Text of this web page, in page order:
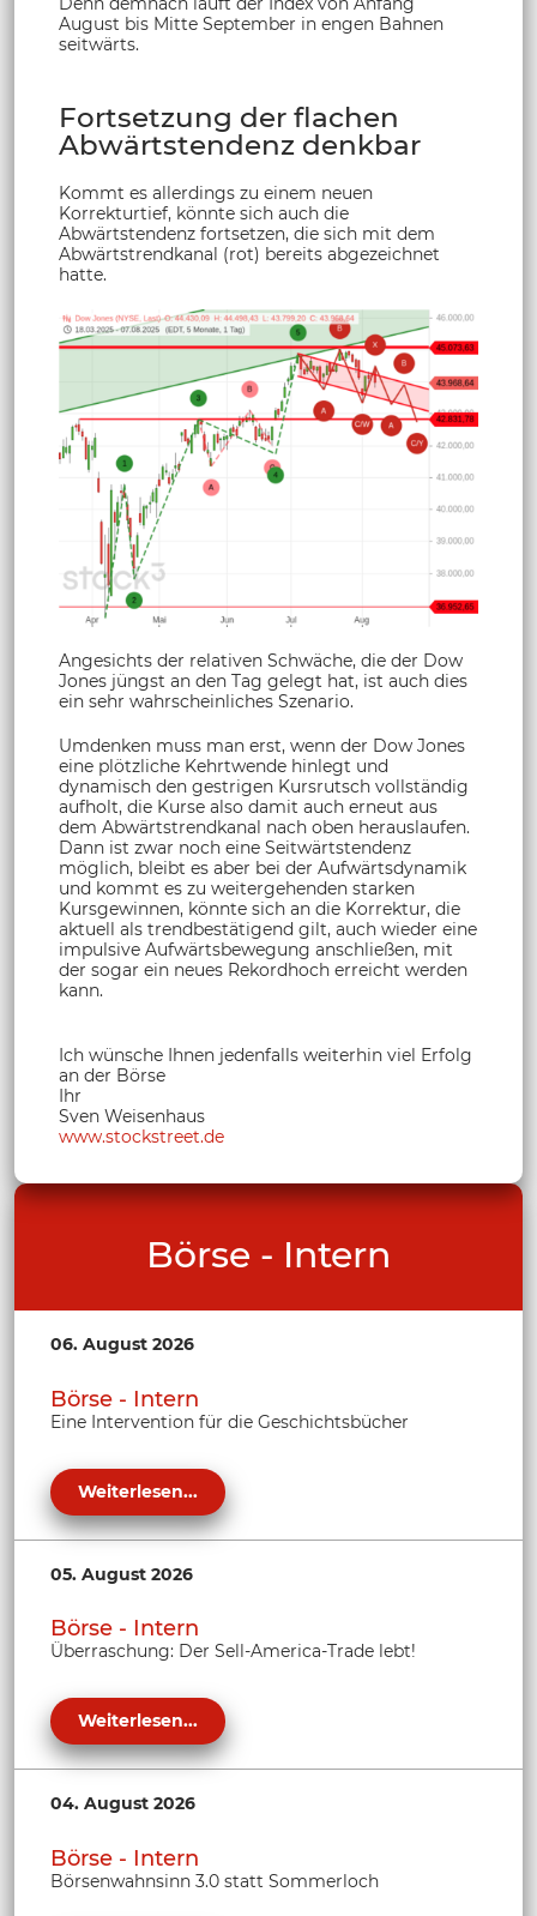
August bis Mitte September in engen Bahnen
seitwärts.
Fortsetzung der flachen
Abwärtstendenz denkbar
Kommt es allerdings zu einem neuen
Korrekturtief, könnte sich auch die
Abwärtstendenz fortsetzen, die sich mit dem
Abwärtstrendkanal (rot) bereits abgezeichnet
hatte.
Angesichts der relativen Schwäche, die der Dow
Jones jüngst an den Tag gelegt hat, ist auch dies
ein sehr wahrscheinliches Szenario.
Umdenken muss man erst, wenn der Dow Jones
eine plötzliche Kehrtwende hinlegt und
dynamisch den gestrigen Kursrutsch vollständig
aufholt, die Kurse also damit auch erneut aus
dem Abwärtstrendkanal nach oben herauslaufen.
Dann ist zwar noch eine Seitwärtstendenz
möglich, bleibt es aber bei der Aufwärtsdynamik
und kommt es zu weitergehenden starken
Kursgewinnen, könnte sich an die Korrektur, die
aktuell als trendbestätigend gilt, auch wieder eine
impulsive Aufwärtsbewegung anschließen, mit
der sogar ein neues Rekordhoch erreicht werden
kann.
Ich wünsche Ihnen jedenfalls weiterhin viel Erfolg
an der Börse
Ihr
Sven Weisenhaus
www.stockstreet.de
Börse - Intern
06. August 2026
Börse - Intern
Eine Intervention für die Geschichtsbücher
Weiterlesen...
05. August 2026
Börse - Intern
Überraschung: Der Sell-America-Trade lebt!
Weiterlesen...
04. August 2026
Börse - Intern
Börsenwahnsinn 3.0 statt Sommerloch